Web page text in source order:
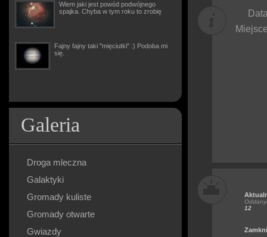
Wiem jaki jest powód podwójnego
spajka. Chyba w tym roku to zrobię
Fajny fajny taki "mięciutki" :) Podoba mi
się.
Galeria
Droga mleczna
Galaktyki
Gromady kuliste
Gromady otwarte
Gwiazdy
12